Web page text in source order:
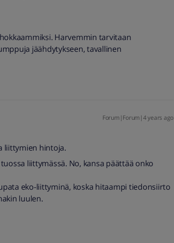
Harvemmin tarvitaan
jäähdytykseen, tavallinen
Forum|Forum|4 years ago
liittymien hintoja.
liittymässä. No, kansa päättää onko
eko-liittyminä, koska hitaampi tiedonsiirto
luulen.